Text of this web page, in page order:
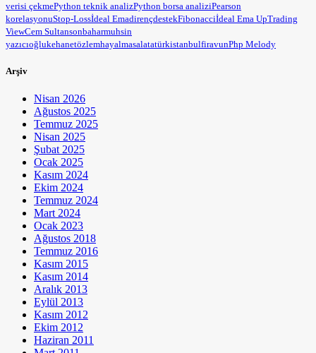
verisi çekmePython teknik analizPython borsa analiziPearson
korelasyonuStop-Lossİdeal EmadirençdestekFibonacciİdeal Ema UpTrading
ViewCem Sultansonbaharmuhsin
yazıcıoğlukehanetözlemhayalmasalatatürkistanbulfiravunPhp Melody
Arşiv
Nisan 2026
Ağustos 2025
Temmuz 2025
Nisan 2025
Şubat 2025
Ocak 2025
Kasım 2024
Ekim 2024
Temmuz 2024
Mart 2024
Ocak 2023
Ağustos 2018
Temmuz 2016
Kasım 2015
Kasım 2014
Aralık 2013
Eylül 2013
Kasım 2012
Ekim 2012
Haziran 2011